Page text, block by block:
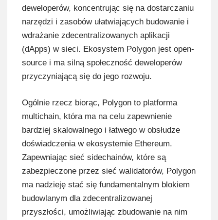
deweloperów, koncentrując się na dostarczaniu
narzędzi i zasobów ułatwiających budowanie i
wdrażanie zdecentralizowanych aplikacji
(dApps) w sieci. Ekosystem Polygon jest open-
source i ma silną społeczność deweloperów
przyczyniającą się do jego rozwoju.
Ogólnie rzecz biorąc, Polygon to platforma
multichain, która ma na celu zapewnienie
bardziej skalowalnego i łatwego w obsłudze
doświadczenia w ekosystemie Ethereum.
Zapewniając sieć sidechainów, które są
zabezpieczone przez sieć walidatorów, Polygon
ma nadzieję stać się fundamentalnym blokiem
budowlanym dla zdecentralizowanej
przyszłości, umożliwiając zbudowanie na nim